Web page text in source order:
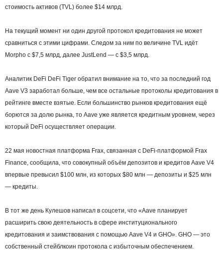
стоимость активов (TVL) более $14 млрд.
На текущий момент ни один другой протокол кредитования не может
сравниться с этими цифрами. Следом за ним по величине TVL идёт
Morpho с $7,5 млрд, далее JustLend — с $3,5 млрд.
Аналитик DeFi DeFi Tiger обратил внимание на то, что за последний год
Aave V3 заработал больше, чем все остальные протоколы кредитования в
рейтинге вместе взятые. Если большинство рынков кредитования ещё
борются за долю рынка, то Aave уже является кредитным уровнем, через
который DeFi осуществляет операции.
22 мая новостная платформа Frax, связанная с DeFi-платформой Frax
Finance, сообщила, что совокупный объём депозитов и кредитов Aave V4
впервые превысил $100 млн, из которых $80 млн — депозиты и $25 млн
— кредиты.
В тот же день Кулешов написал в соцсети, что «Aave планирует
расширить свою деятельность в сфере институционального
кредитования и заимствования с помощью Aave V4 и GHO». GHO — это
собственный стейблкоин протокола с избыточным обеспечением.